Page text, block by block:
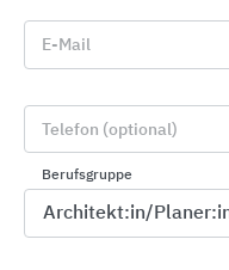
E-Mail
Telefon (optional)
Berufsgruppe